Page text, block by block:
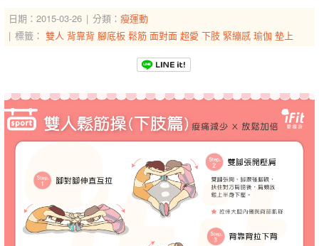
日期：2015-03-26 分類： 瘦運動
標籤： 雙人 背靠背 腳底板 鬆筋 面對面 超愛 下肢 緊繃感 瑜伽 墊上